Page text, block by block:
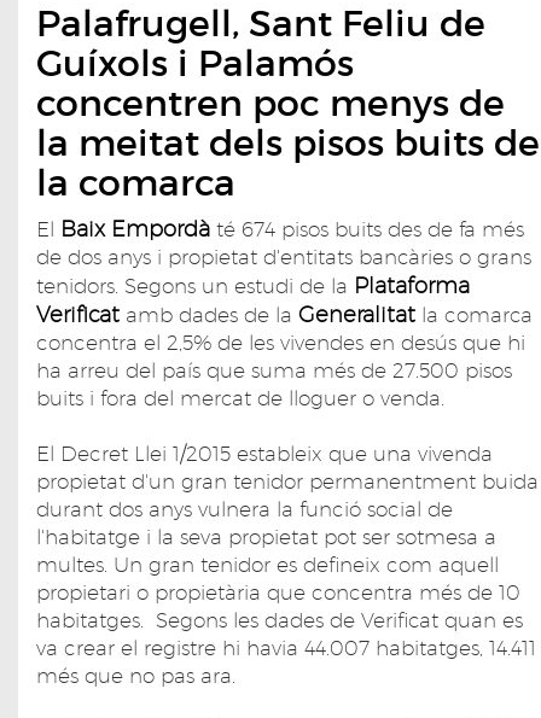
Palafrugell, Sant Feliu de
Guíxols i Palamós
concentren poc menys de
la meitat dels pisos buits de
la comarca
El Baix Empordà té 674 pisos buits des de fa més
de dos anys i propietat d'entitats bancàries o grans
tenidors. Segons un estudi de la Plataforma
Verificat amb dades de la Generalitat la comarca
concentra el 2,5% de les vivendes en desús que hi
ha arreu del país que suma més de 27.500 pisos
buits i fora del mercat de lloguer o venda.
El Decret Llei 1/2015 estableix que una vivenda
propietat d'un gran tenidor permanentment buida
durant dos anys vulnera la funció social de
l'habitatge i la seva propietat pot ser sotmesa a
multes. Un gran tenidor es defineix com aquell
propietari o propietària que concentra més de 10
habitatges. Segons les dades de Verificat quan es
va crear el registre hi havia 44.007 habitatges, 14.411
més que no pas ara.